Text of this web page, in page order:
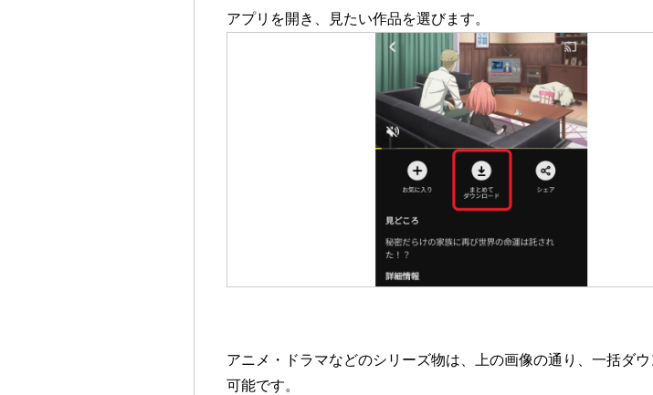
アプリを開き、見たい作品を選びます。
アニメ・ドラマなどのシリーズ物は、上の画像の通り、一括ダウ
可能です。